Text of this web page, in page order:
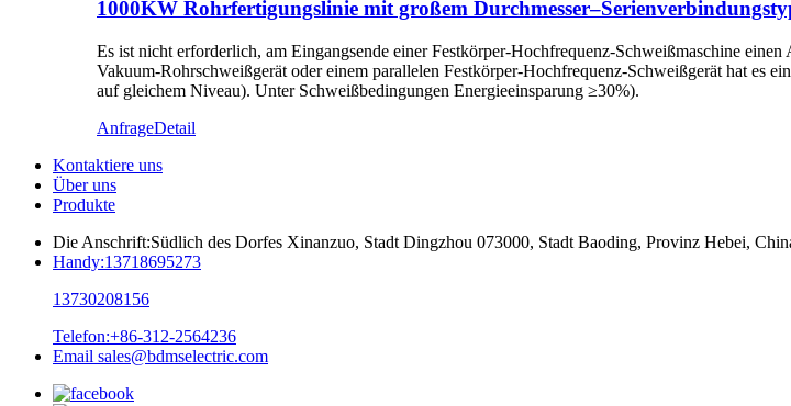
1000KW Rohrfertigungslinie mit großem
Es ist nicht erforderlich, am Eingangsende einer Festkörper-Hochfrequenz-Schweißmaschine
Vakuum-Rohrschweißgerät oder einem parallelen Festkörper-Hochfrequenz-Schweißgerät hat es
auf gleichem Niveau). Unter Schweißbedingungen Energieeinsparung ≥30%).
AnfrageDetail
Kontaktiere uns
Über uns
Produkte
Die Anschrift:Südlich des Dorfes Xinanzuo, Stadt Dingzhou 073000, Stadt Baoding, Provinz Hebei,
Handy:13718695273
13730208156
Telefon:+86-312-2564236
Email sales@bdmselectric.com